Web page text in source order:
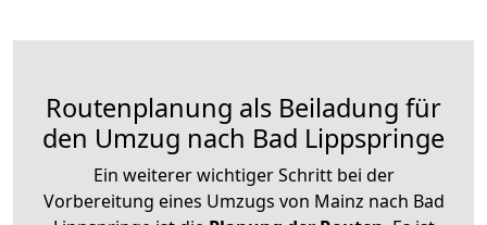
Routenplanung als Beiladung für
den Umzug nach Bad Lippspringe
Ein weiterer wichtiger Schritt bei der
Vorbereitung eines Umzugs von Mainz nach Bad